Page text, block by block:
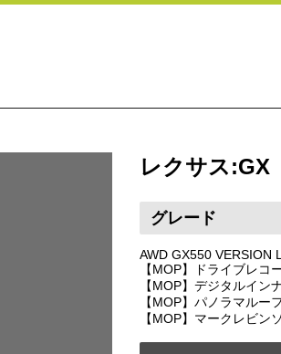
レクサス:GX
グレード
AWD GX550 VERSION
【MOP】ドライブレコ
【MOP】デジタルイン
【MOP】パノラマルー
【MOP】マークレビン